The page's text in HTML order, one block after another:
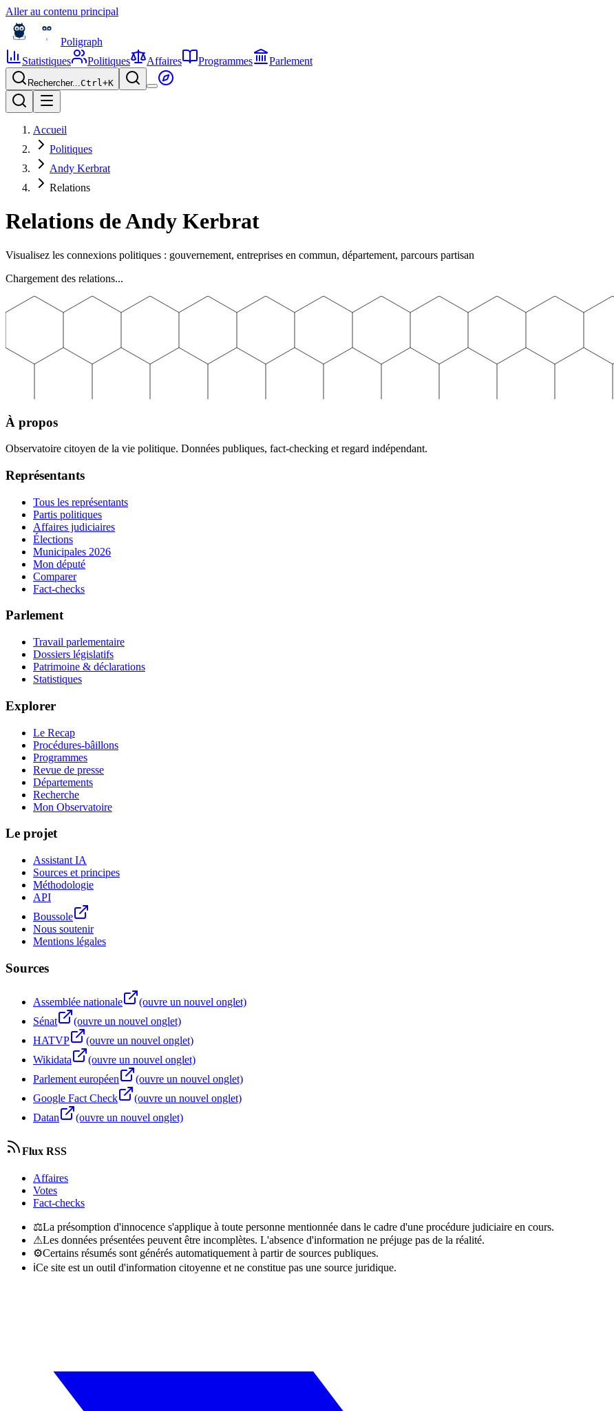
Aller au contenu principal
Poligraph
Statistiques
Politiques Affaires Programmes Parlement
Rechercher...Ctrl+K
Accueil
Politiques
Andy Kerbrat
Relations
Relations deAndy Kerbrat
Visualisez les connexions politiques : gouvernement, entreprises en commun, département, parcours partisan
Chargement des relations...
À propos
Observatoire citoyen de la vie politique. Données publiques, fact-checking et regard indépendant.
Représentants
Tous les représentants
Partis politiques
Affaires judiciaires
Élections
Municipales 2026
Mon député
Comparer
Fact-checks
Parlement
Travail parlementaire
Dossiers législatifs
Patrimoine & déclarations
Statistiques
Explorer
Le Recap
Procédures-bâillons
Programmes
Revue de presse
Départements
Recherche
Mon Observatoire
Le projet
Assistant IA
Sources et principes
Méthodologie
API
Boussole
Nous soutenir
Mentions légales
Sources
Assemblée nationale
(ouvre un nouvel onglet)
Sénat
(ouvre un nouvel onglet)
HATVP
(ouvre un nouvel onglet)
Wikidata
(ouvre un nouvel onglet)
Parlement européen
(ouvre un nouvel onglet)
Google Fact Check
(ouvre un nouvel onglet)
Datan
(ouvre un nouvel onglet)
Flux RSS
Affaires
Votes
Fact-checks
⚖La présomption d'innocence s'applique à toute personne mentionnée dans le cadre d'une procédure judiciaire en cours.
⚠Les données présentées peuvent être incomplètes. L'absence d'information ne préjuge pas de la réalité.
⚙Certains résumés sont générés automatiquement à partir de sources publiques.
ℹCe site est un outil d'information citoyenne et ne constitue pas une source juridique.